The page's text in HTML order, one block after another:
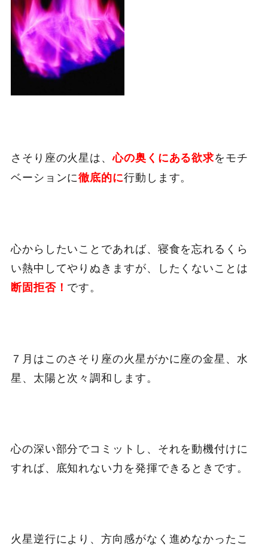
さそり座の火星は、心の奥くにある欲求をモチ
ベーションに徹底的に行動します。
心からしたいことであれば、寝食を忘れるくら
い熱中してやりぬきますが、したくないことは
断固拒否！ です。
７月はこのさそり座の火星がかに座の金星、水
星、太陽と次々調和します。
心の深い部分でコミットし、それを動機付けに
すれば、底知れない力を発揮できるときです。
火星逆行により、方向感がなく進めなかったこ